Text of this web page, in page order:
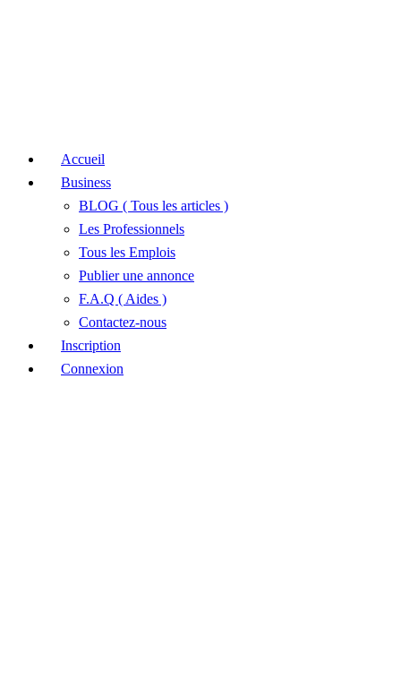
Accueil
Business
BLOG ( Tous les articles )
Les Professionnels
Tous les Emplois
Publier une annonce
F.A.Q ( Aides )
Contactez-nous
Inscription
Connexion